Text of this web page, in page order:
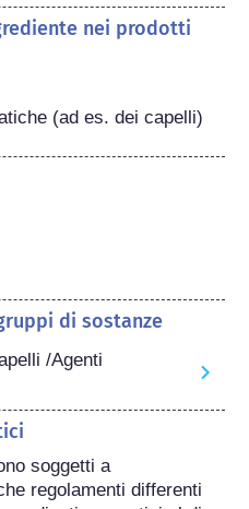
nei prodotti
(ad es. dei capelli)
di sostanze
/Agenti
soggetti a
regolamenti differenti